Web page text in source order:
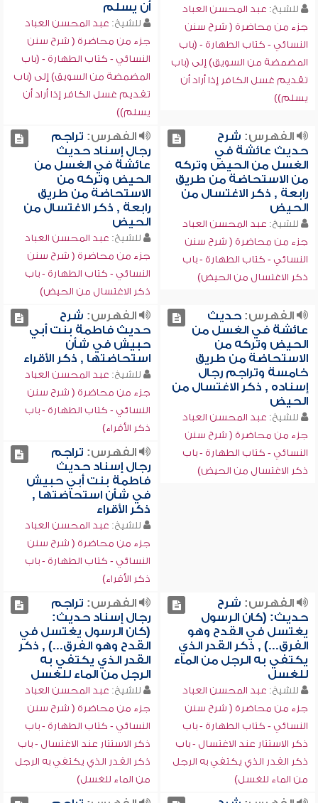
للشيخ: عبد المحسن العباد
جزء من محاضرة ( شرح سنن
النسائي - كتاب الطهارة - (باب
المضمضة من السويق) إلى (باب
تقديم غسل الكافر إذا أراد أن
يسلم))
أن يسلم
للشيخ: عبد المحسن العباد
جزء من محاضرة ( شرح سنن
النسائي - كتاب الطهارة - (باب
المضمضة من السويق) إلى (باب
تقديم غسل الكافر إذا أراد أن
يسلم))
الفهرس: شرح
حديث عائشة في
الغسل من الحيض وتركه
من الاستحاضة من طريق
رابعة , ذكر الاغتسال من
الحيض
للشيخ: عبد المحسن العباد
جزء من محاضرة ( شرح سنن
النسائي - كتاب الطهارة - باب
ذكر الاغتسال من الحيض)
الفهرس: تراجم
رجال إسناد حديث
عائشة في الغسل من
الحيض وتركه من
الاستحاضة من طريق
رابعة , ذكر الاغتسال من
الحيض
للشيخ: عبد المحسن العباد
جزء من محاضرة ( شرح سنن
النسائي - كتاب الطهارة - باب
ذكر الاغتسال من الحيض)
الفهرس:حديث
عائشة في الغسل من
الحيض وتركه من
الاستحاضة من طريق
خامسة وتراجم رجال
إسناده , ذكر الاغتسال من
الحيض
للشيخ: عبد المحسن العباد
جزء من محاضرة ( شرح سنن
النسائي - كتاب الطهارة - باب
ذكر الاغتسال من الحيض)
الفهرس: شرح
حديث فاطمة بنت أبي
حبيش في شأن
استحاضتها , ذكر الأقراء
للشيخ: عبد المحسن العباد
جزء من محاضرة ( شرح سنن
النسائي - كتاب الطهارة - باب
ذكر الأقراء)
الفهرس: تراجم
رجال إسناد حديث
فاطمة بنت أبي حبيش
في شأن استحاضتها ,
ذكر الأقراء
للشيخ: عبد المحسن العباد
جزء من محاضرة ( شرح سنن
النسائي - كتاب الطهارة - باب
ذكر الأقراء)
الفهرس: شرح
حديث: (كان الرسول
يغتسل في القدح وهو
الفرق...) , ذكر القدر الذي
يكتفي به الرجل من الماء
للغسل
للشيخ: عبد المحسن العباد
جزء من محاضرة ( شرح سنن
النسائي - كتاب الطهارة - باب
ذكر الاستتار عند الاغتسال - باب
ذكر القدر الذي يكتفي به الرجل
من الماء للغسل)
الفهرس: تراجم
رجال إسناد حديث:
(كان الرسول يغتسل في
القدح وهو الفرق...) , ذكر
القدر الذي يكتفي به
الرجل من الماء للغسل
للشيخ: عبد المحسن العباد
جزء من محاضرة ( شرح سنن
النسائي - كتاب الطهارة - باب
ذكر الاستتار عند الاغتسال - باب
ذكر القدر الذي يكتفي به الرجل
من الماء للغسل)